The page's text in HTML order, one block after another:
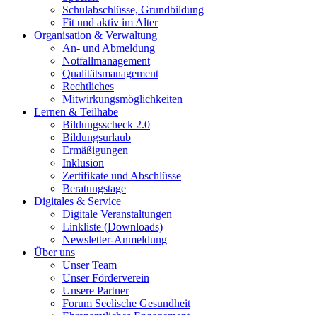
Schulabschlüsse, Grundbildung
Fit und aktiv im Alter
Organisation & Verwaltung
An- und Abmeldung
Notfallmanagement
Qualitätsmanagement
Rechtliches
Mitwirkungsmöglichkeiten
Lernen & Teilhabe
Bildungsscheck 2.0
Bildungsurlaub
Ermäßigungen
Inklusion
Zertifikate und Abschlüsse
Beratungstage
Digitales & Service
Digitale Veranstaltungen
Linkliste (Downloads)
Newsletter-Anmeldung
Über uns
Unser Team
Unser Förderverein
Unsere Partner
Forum Seelische Gesundheit